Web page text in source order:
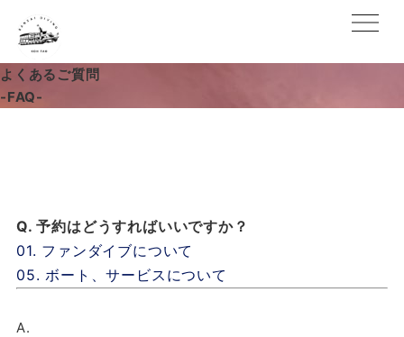
よくあるご質問
-FAQ-
Q. 予約はどうすればいいですか？
01. ファンダイブについて
05. ボート、サービスについて
A.